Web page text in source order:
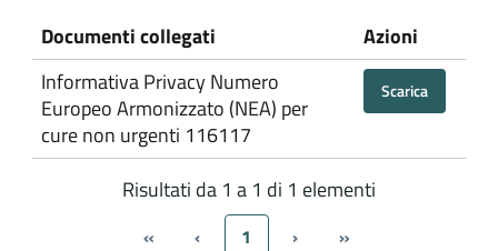
Documenti collegati
Azioni
Informativa Privacy Numero
Europeo Armonizzato (NEA) per
cure non urgenti 116117
Scarica
Risultati da 1 a 1 di 1 elementi
« ‹ 1 › »